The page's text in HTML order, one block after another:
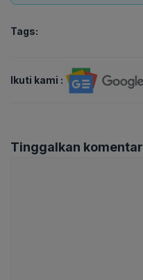
Tags:
Ikuti kami :
Tinggalkan komentar